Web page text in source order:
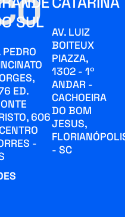
SUL
PEDRO
ED.
606
-
AV. LUIZ
BOITEUX
PIAZZA,
1302 - 1º
ANDAR -
CACHOEIRA
DO BOM
JESUS,
- SC